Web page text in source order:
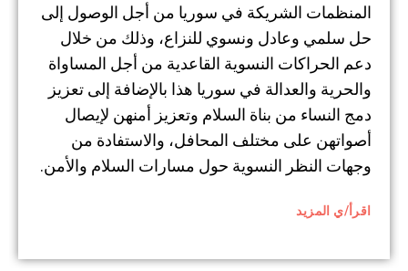
المنظمات الشريكة في سوريا من أجل الوصول إلى
حل سلمي وعادل ونسوي للنزاع، وذلك من خلال
دعم الحراكات النسوية القاعدية من أجل المساواة
والحرية والعدالة في سوريا هذا بالإضافة إلى تعزيز
دمج النساء من بناة السلام وتعزيز أمنهن لإيصال
أصواتهن على مختلف المحافل، والاستفادة من
وجهات النظر النسوية حول مسارات السلام والأمن.
اقرأ/ي المزيد